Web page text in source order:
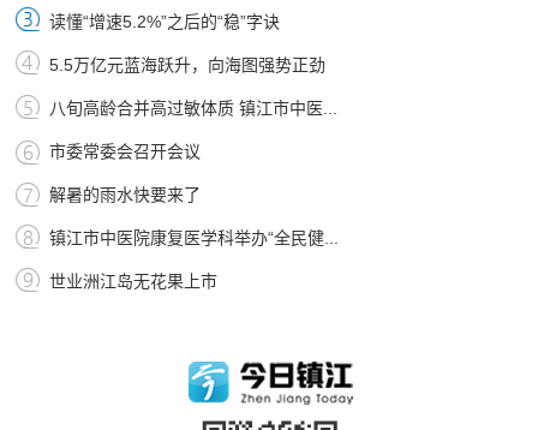
读懂“增速5.2%”之后的“稳”字诀
5.5万亿元蓝海跃升，向海图强势正劲
八旬高龄合并高过敏体质 镇江市中医...
市委常委会召开会议
解暑的雨水快要来了
镇江市中医院康复医学科举办“全民健...
世业洲江岛无花果上市